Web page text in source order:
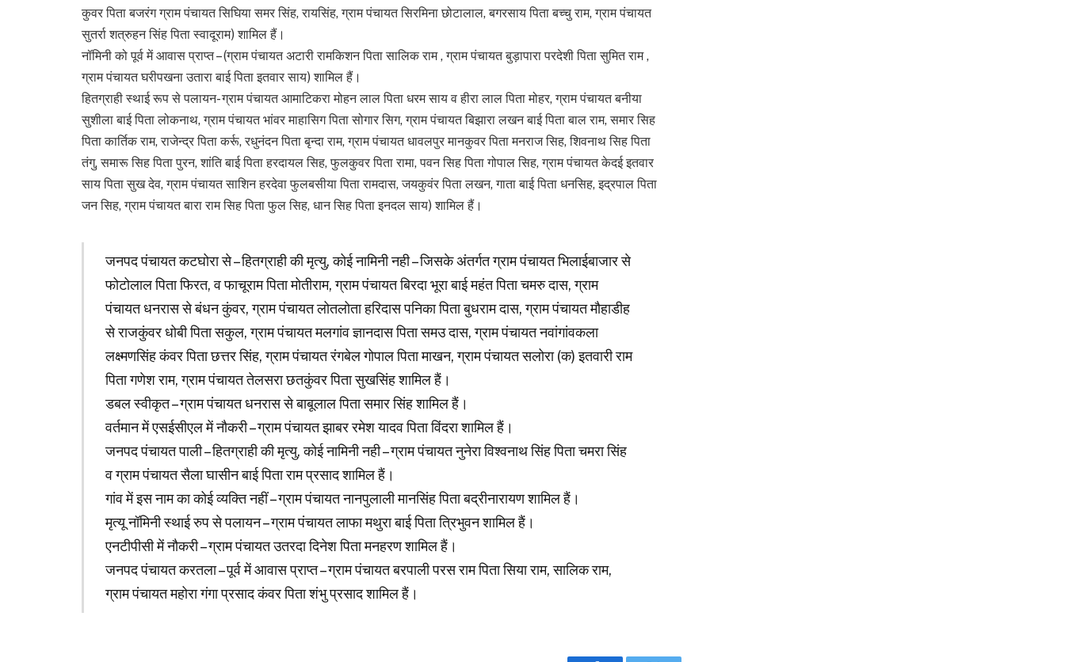
कुवर पिता बजरंग ग्राम पंचायत सिघिया समर सिंह, रायसिंह, ग्राम पंचायत सिरमिना छोटालाल, बगरसाय पिता बच्चु राम, ग्राम पंचायत
सुतर्रा शत्रुहन सिंह पिता स्वादूराम) शामिल हैं।
नॉमिनी को पूर्व में आवास प्राप्त – (ग्राम पंचायत अटारी रामकिशन पिता सालिक राम , ग्राम पंचायत बुड़ापारा परदेशी पिता सुमित राम ,
ग्राम पंचायत घरीपखना उतारा बाई पिता इतवार साय) शामिल हैं।
हितग्राही स्थाई रूप से पलायन- ग्राम पंचायत आमाटिकरा मोहन लाल पिता धरम साय व हीरा लाल पिता मोहर, ग्राम पंचायत बनीया
सुशीला बाई पिता लोकनाथ, ग्राम पंचायत भांवर माहासिग पिता सोगार सिग, ग्राम पंचायत बिझारा लखन बाई पिता बाल राम, समार सिह
पिता कार्तिक राम, राजेन्द्र पिता कर्रू, रधुनंदन पिता बृन्दा राम, ग्राम पंचायत धावलपुर मानकुवर पिता मनराज सिह, शिवनाथ सिह पिता
तंगु, समारू सिह पिता पुरन, शांति बाई पिता हरदायल सिह, फुलकुवर पिता रामा, पवन सिह पिता गोपाल सिह, ग्राम पंचायत केदई इतवार
साय पिता सुख देव, ग्राम पंचायत साशिन हरदेवा फुलबसीया पिता रामदास, जयकुवंर पिता लखन, गाता बाई पिता धनसिह, इद्रपाल पिता
जन सिह, ग्राम पंचायत बारा राम सिह पिता फुल सिह, धान सिह पिता इनदल साय) शामिल हैं।
जनपद पंचायत कटघोरा से – हितग्राही की मृत्यु, कोई नामिनी नही – जिसके अंतर्गत ग्राम पंचायत भिलाईबाजार से
फोटोलाल पिता फिरत, व फाचूराम पिता मोतीराम, ग्राम पंचायत बिरदा भूरा बाई महंत पिता चमरु दास, ग्राम
पंचायत धनरास से बंधन कुंवर, ग्राम पंचायत लोतलोता हरिदास पनिका पिता बुधराम दास, ग्राम पंचायत मौहाडीह
से राजकुंवर धोबी पिता सकुल, ग्राम पंचायत मलगांव ज्ञानदास पिता समउ दास, ग्राम पंचायत नवांगांवकला
लक्ष्मणसिंह कंवर पिता छत्तर सिंह, ग्राम पंचायत रंगबेल गोपाल पिता माखन, ग्राम पंचायत सलोरा (क) इतवारी राम
पिता गणेश राम, ग्राम पंचायत तेलसरा छतकुंवर पिता सुखसिंह शामिल हैं।
डबल स्वीकृत – ग्राम पंचायत धनरास से बाबूलाल पिता समार सिंह शामिल हैं।
वर्तमान में एसईसीएल में नौकरी – ग्राम पंचायत झाबर रमेश यादव पिता विंदरा शामिल हैं।
जनपद पंचायत पाली – हितग्राही की मृत्यु, कोई नामिनी नही – ग्राम पंचायत नुनेरा विश्वनाथ सिंह पिता चमरा सिंह
व ग्राम पंचायत सैला घासीन बाई पिता राम प्रसाद शामिल हैं।
गांव में इस नाम का कोई व्यक्ति नहीं – ग्राम पंचायत नानपुलाली मानसिंह पिता बद्रीनारायण शामिल हैं।
मृत्यू नॉमिनी स्थाई रुप से पलायन – ग्राम पंचायत लाफा मथुरा बाई पिता त्रिभुवन शामिल हैं।
एनटीपीसी में नौकरी – ग्राम पंचायत उतरदा दिनेश पिता मनहरण शामिल हैं।
जनपद पंचायत करतला – पूर्व में आवास प्राप्त – ग्राम पंचायत बरपाली परस राम पिता सिया राम, सालिक राम,
ग्राम पंचायत महोरा गंगा प्रसाद कंवर पिता शंभु प्रसाद शामिल हैं।